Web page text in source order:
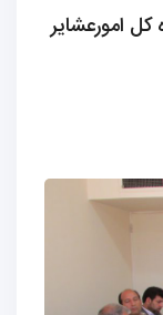
امورعشایر